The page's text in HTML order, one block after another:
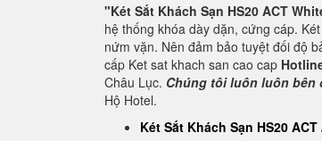
"Két Sắt Khách Sạn HS20 ACT
hệ thống khóa dày dặn, cứng cáp.
nứm vặn. Nên đảm bảo tuyệt đối độ
cấp Ket sat khach san cao cap
Châu Lục. Chúng tôi luôn luôn bên
Hộ Hotel.
Két Sắt Khách Sạn HS20 ACT